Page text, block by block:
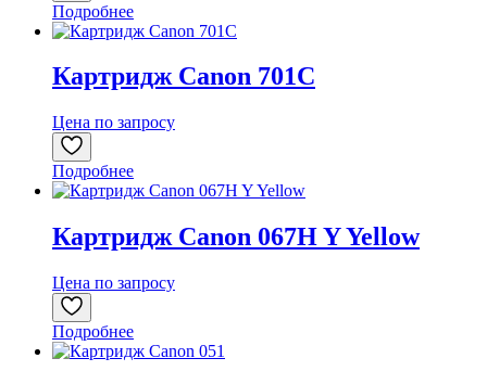
Подробнее
Картридж Canon 701C
Цена по запросу
Подробнее
Картридж Canon 067H Y Yellow
Цена по запросу
Подробнее